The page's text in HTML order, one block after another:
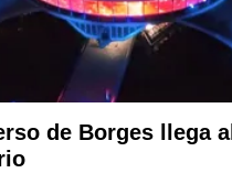
de Borges llega al